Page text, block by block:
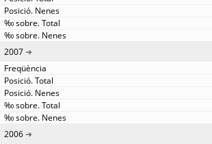
2007
2006